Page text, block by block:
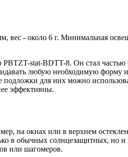
вес - около 6 г. Минимальная
stat-BDTT-8. Он стал
любую необходимую форму
для них можно
эффективны.
на окнах или в верхнем
в обычных солнцезащитных, но
или шагомеров.